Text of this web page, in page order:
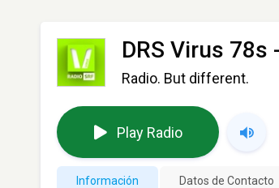
DRS Virus 78s
Radio. But different.
Play Radio
Información Datos de Contacto